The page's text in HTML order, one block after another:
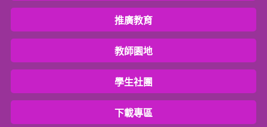
推廣教育
教師園地
學生社團
下載專區